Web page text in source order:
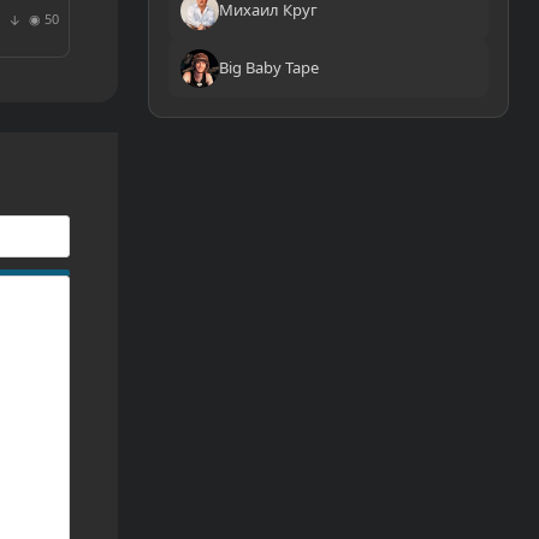
Михаил Круг
Big Baby Tape
↓ ◉ 50